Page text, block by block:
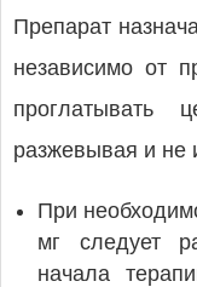
Препарат
независимо от
проглатывать
разжевывая и не
При
мг следует
начала